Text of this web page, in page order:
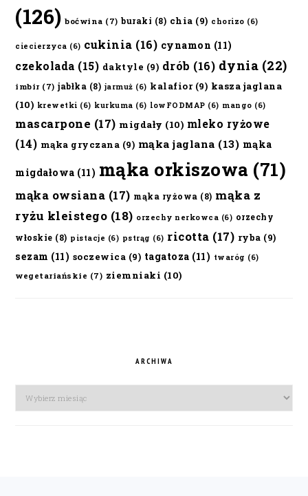
(126) boćwina (7) buraki (8) chia (9) chorizo (6)
ciecierzyca (6) cukinia (16) cynamon (11)
czekolada (15) daktyle (9) drób (16) dynia (22)
imbir (7) jabłka (8) jarmuż (6) kalafior(9) kasza jaglana
(10) krewetki (6) kurkuma (6) lowFODMAP (6) mango (6)
mascarpone (17) migdały (10) mleko ryżowe
(14) mąka gryczana (9) mąka jaglana (13) mąka
migdałowa (11) mąka orkiszowa (71)
mąka owsiana (17) mąka ryżowa (8) mąka z
ryżu kleistego (18) orzechy nerkowca (6) orzechy
włoskie (8) pistacje (6) pstrąg (6) ricotta (17) ryba (9)
sezam (11) soczewica (9) tagatoza (11) twaróg (6)
wegetariańskie (7) ziemniaki (10)
ARCHIWA
Archiwa